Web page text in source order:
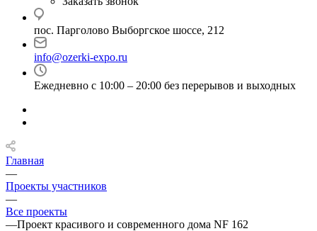
пос. Парголово Выборгское шоссе, 212
info@ozerki-expo.ru
Ежедневно с 10:00 – 20:00 без перерывов и выходных
Главная
—
Проекты участников
—
Все проекты
—Проект красивого и современного дома NF 162